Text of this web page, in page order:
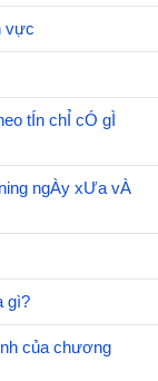
vực
tÍn chỈ cÓ gÌ
ngÀy xƯa vÀ
gì?
của chương